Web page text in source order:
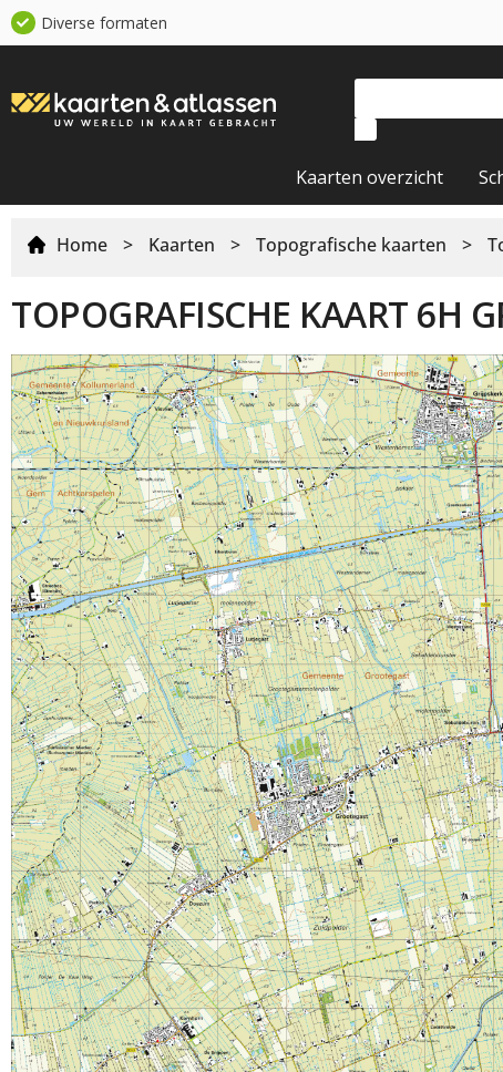
Diverse formaten
Kaarten overzicht
Home > Kaarten > Topografische kaarten >
TOPOGRAFISCHE KAART 6H